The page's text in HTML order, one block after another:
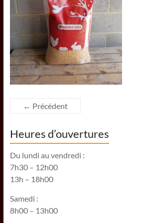
← Précédent
Heures d’ouvertures
Du lundi au vendredi :
7h30 – 12h00
13h – 18h00
Samedi :
8h00 – 13h00